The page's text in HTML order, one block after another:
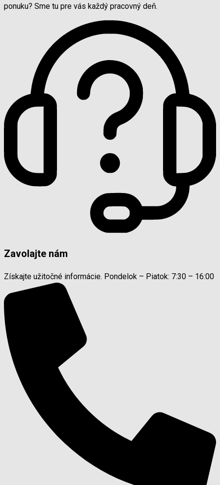
ponuku? Sme tu pre vás každý pracovný deň.
Zavolajte nám
Získajte užitočné informácie. Pondelok – Piatok: 7:30 – 16:00